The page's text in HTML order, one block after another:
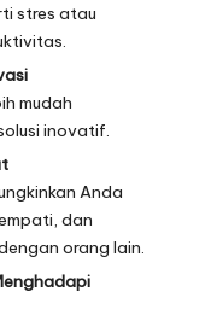
stres atau
mudah
inovatif.
Anda
dan
orang lain.